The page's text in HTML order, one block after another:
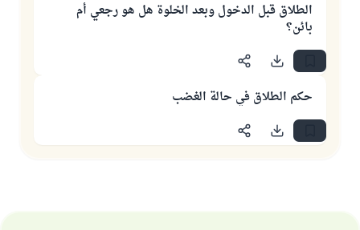
الطلاق قبل الدخول وبعد الخلوة هل هو رجعي أم
بائن؟
حكم الطلاق في حالة الغضب